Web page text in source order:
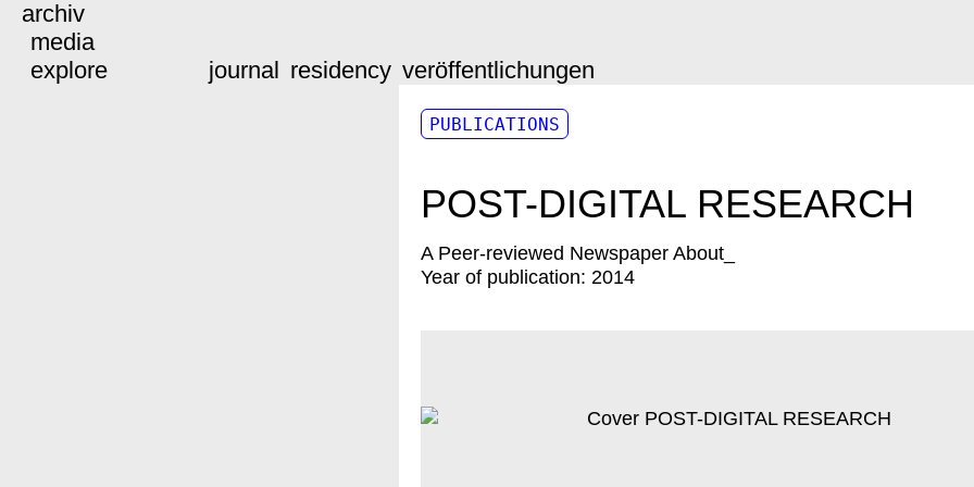
archiv
media
explore
journal residency veröffentlichungen
PUBLICATIONS
POST-DIGITAL RESEARCH
A Peer-reviewed Newspaper About_
Year of publication: 2014